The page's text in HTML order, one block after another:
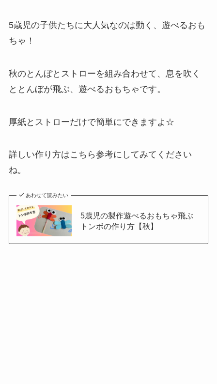
5歳児の子供たちに大人気なのは動く、遊べるおも
ちゃ！
秋のとんぼとストローを組み合わせて、息を吹く
ととんぼが飛ぶ、遊べるおもちゃです。
厚紙とストローだけで簡単にできますよ☆
詳しい作り方はこちら参考にしてみてください
ね。
あわせて読みたい
5歳児の製作遊べるおもちゃ飛ぶ
トンボの作り方【秋】